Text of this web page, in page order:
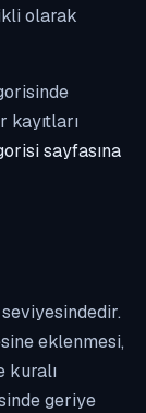
olarak
kayıtları
sayfasına
eklenmesi,
kuralı
geriye